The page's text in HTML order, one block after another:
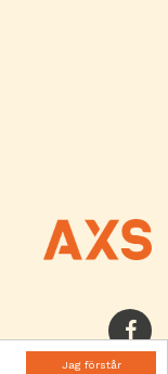
Jag förstår